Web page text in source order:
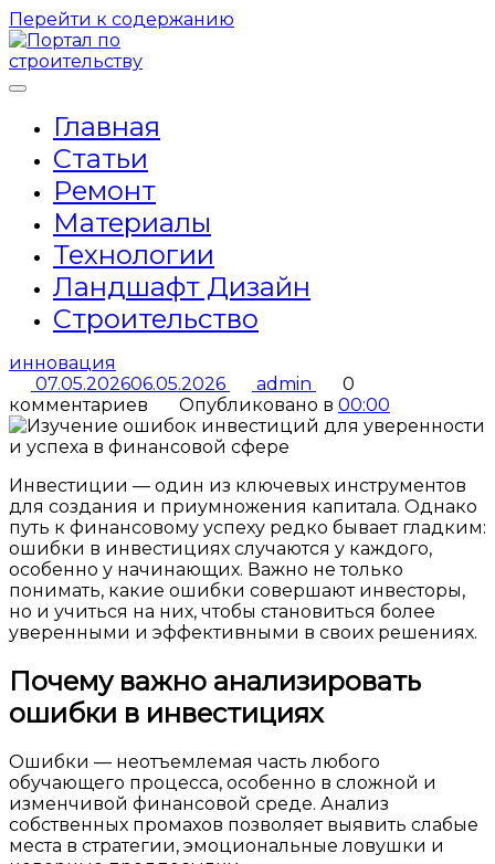
Перейти к содержанию
Главная
Статьи
Ремонт
Материалы
Технологии
Ландшафт Дизайн
Строительство
инновация
07.05.202606.05.2026 admin
0
комментариев
Опубликовано в 00:00
Инвестиции — один из ключевых инструментов
для создания и приумножения капитала. Однако
путь к финансовому успеху редко бывает гладким:
ошибки в инвестициях случаются у каждого,
особенно у начинающих. Важно не только
понимать, какие ошибки совершают инвесторы,
но и учиться на них, чтобы становиться более
уверенными и эффективными в своих решениях.
Почему важно анализировать
ошибки в инвестициях
Ошибки — неотъемлемая часть любого
обучающего процесса, особенно в сложной и
изменчивой финансовой среде. Анализ
собственных промахов позволяет выявить слабые
места в стратегии, эмоциональные ловушки и